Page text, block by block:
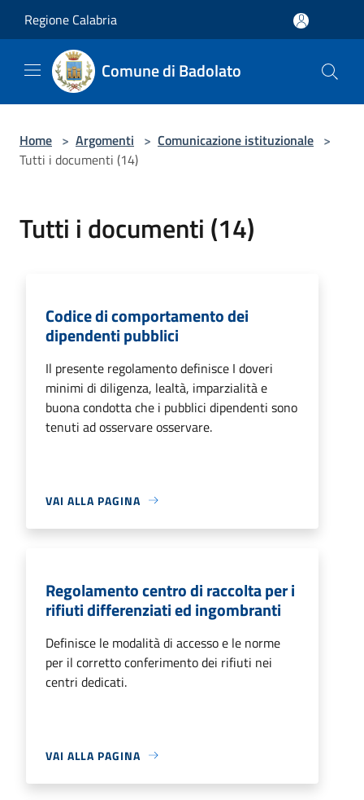
Regione Calabria
Comune di Badolato
Home > Argomenti > Comunicazione istituzionale >
Tutti i documenti (14)
Tutti i documenti (14)
Codice di comportamento dei
dipendenti pubblici
Il presente regolamento definisce I doveri
minimi di diligenza, lealtà, imparzialità e
buona condotta che i pubblici dipendenti sono
tenuti ad osservare osservare.
VAI ALLA PAGINA
Regolamento centro di raccolta per i
rifiuti differenziati ed ingombranti
Definisce le modalità di accesso e le norme
per il corretto conferimento dei rifiuti nei
centri dedicati.
VAI ALLA PAGINA